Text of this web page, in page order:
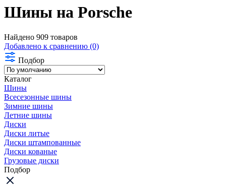
Шины на Porsche
Найдено 909 товаров
Добавлено к сравнению (0)
Подбор
Каталог
Шины
Всесезонные шины
Зимние шины
Летние шины
Диски
Диски литые
Диски штампованные
Диски кованые
Грузовые диски
Подбор